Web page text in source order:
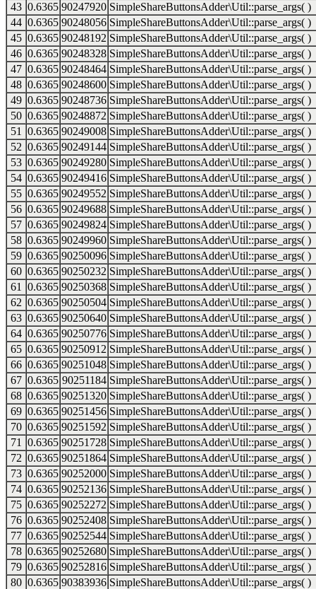
43 0.6365 90247920 SimpleShareButtonsAdder\Util::parse_args( )
44 0.6365 90248056 SimpleShareButtonsAdder\Util::parse_args( )
45 0.6365 90248192 SimpleShareButtonsAdder\Util::parse_args( )
46 0.6365 90248328 SimpleShareButtonsAdder\Util::parse_args( )
47 0.6365 90248464 SimpleShareButtonsAdder\Util::parse_args( )
48 0.6365 90248600 SimpleShareButtonsAdder\Util::parse_args( )
49 0.6365 90248736 SimpleShareButtonsAdder\Util::parse_args( )
50 0.6365 90248872 SimpleShareButtonsAdder\Util::parse_args( )
51
0.6365 90249008 SimpleShareButtonsAdder\Util::parse_args( )
52 0.6365 90249144 SimpleShareButtonsAdder\Util::parse_args( )
53 0.6365 90249280 SimpleShareButtonsAdder\Util::parse_args( )
54 0.6365 90249416 SimpleShareButtonsAdder\Util::parse_args( )
55 0.6365 90249552 SimpleShareButtonsAdder\Util::parse_args( )
56 0.6365 90249688 SimpleShareButtonsAdder\Util::parse_args( )
57 0.6365 90249824 SimpleShareButtonsAdder\Util::parse_args( )
58 0.6365 90249960 SimpleShareButtonsAdder\Util::parse_args( )
59 0.6365 90250096 SimpleShareButtonsAdder\Util::parse_args( )
60 0.6365 90250232 SimpleShareButtonsAdder\Util::parse_args( )
61
0.6365 90250368 SimpleShareButtonsAdder\Util::parse_args( )
62 0.6365 90250504 SimpleShareButtonsAdder\Util::parse_args( )
63 0.6365 90250640 SimpleShareButtonsAdder\Util::parse_args( )
64 0.6365 90250776 SimpleShareButtonsAdder\Util::parse_args( )
65 0.6365 90250912 SimpleShareButtonsAdder\Util::parse_args( )
66 0.6365 90251048 SimpleShareButtonsAdder\Util::parse_args( )
67 0.6365 90251184 SimpleShareButtonsAdder\Util::parse_args( )
68 0.6365 90251320 SimpleShareButtonsAdder\Util::parse_args( )
69 0.6365 90251456 SimpleShareButtonsAdder\Util::parse_args( )
70 0.6365 90251592 SimpleShareButtonsAdder\Util::parse_args( )
71
0.6365 90251728 SimpleShareButtonsAdder\Util::parse_args( )
72 0.6365 90251864 SimpleShareButtonsAdder\Util::parse_args( )
73 0.6365 90252000 SimpleShareButtonsAdder\Util::parse_args( )
74 0.6365 90252136 SimpleShareButtonsAdder\Util::parse_args( )
75 0.6365 90252272 SimpleShareButtonsAdder\Util::parse_args( )
76 0.6365 90252408 SimpleShareButtonsAdder\Util::parse_args( )
77 0.6365 90252544 SimpleShareButtonsAdder\Util::parse_args( )
78 0.6365 90252680 SimpleShareButtonsAdder\Util::parse_args( )
79 0.6365 90252816 SimpleShareButtonsAdder\Util::parse_args( )
80 0.6365 90383936 SimpleShareButtonsAdder\Util::parse_args( )